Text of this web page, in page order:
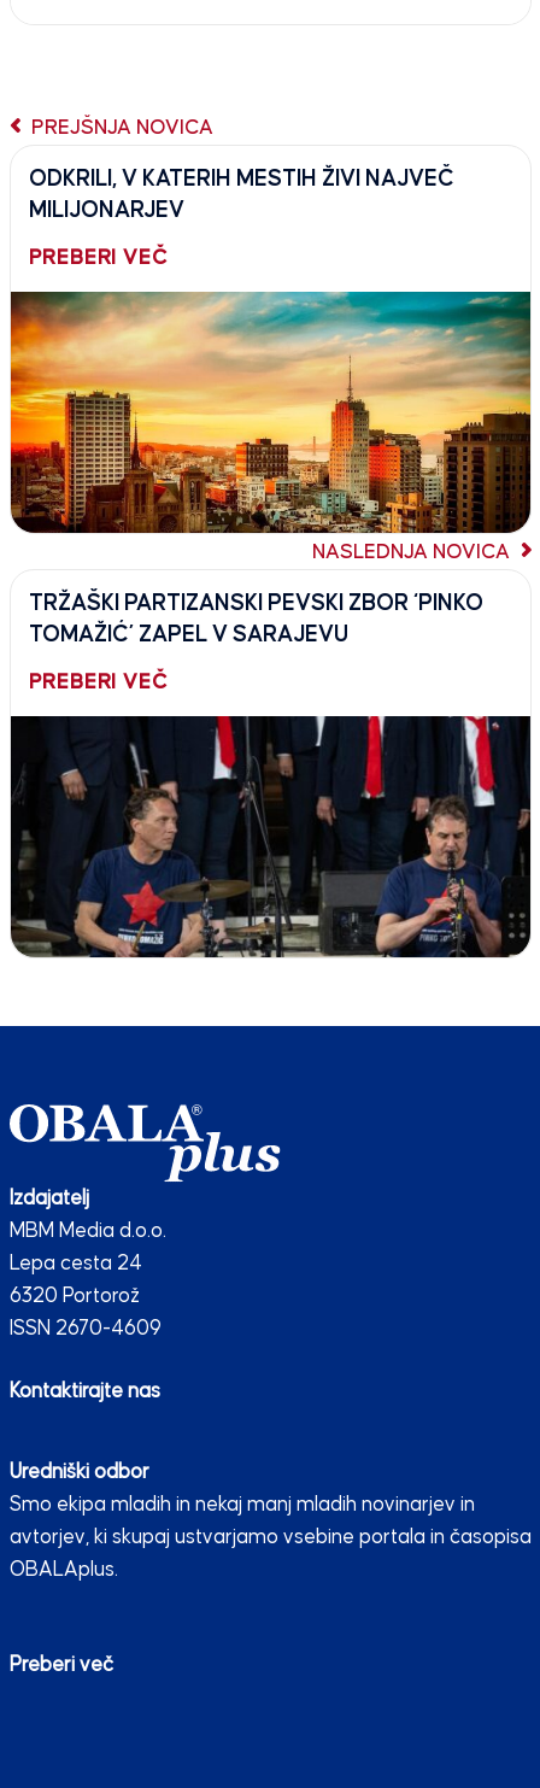
PREJŠNJA NOVICA
ODKRILI, V KATERIH MESTIH ŽIVI NAJVEČ
MILIJONARJEV
PREBERI VEČ
NASLEDNJA NOVICA
TRŽAŠKI PARTIZANSKI PEVSKI ZBOR ‘PINKO
TOMAŽIĆ’ ZAPEL V SARAJEVU
PREBERI VEČ
Izdajatelj
MBM Media d.o.o.
Lepa cesta 24
6320 Portorož
ISSN 2670-4609
Kontaktirajte nas
Uredniški odbor
Smo ekipa mladih in nekaj manj mladih novinarjev in
avtorjev, ki skupaj ustvarjamo vsebine portala in časopisa
OBALAplus.
Preberi več